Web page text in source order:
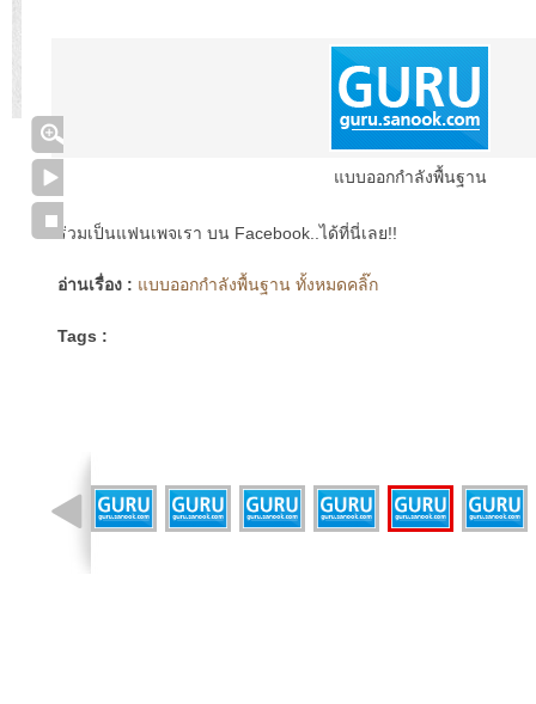
แบบออกกำลังพื้นฐาน
ร่วมเป็นแฟนเพจเรา บน Facebook..ได้ที่นี่เลย!!
อ่านเรื่อง : แบบออกกำลังพื้นฐาน ทั้งหมดคลิ๊ก
Tags :